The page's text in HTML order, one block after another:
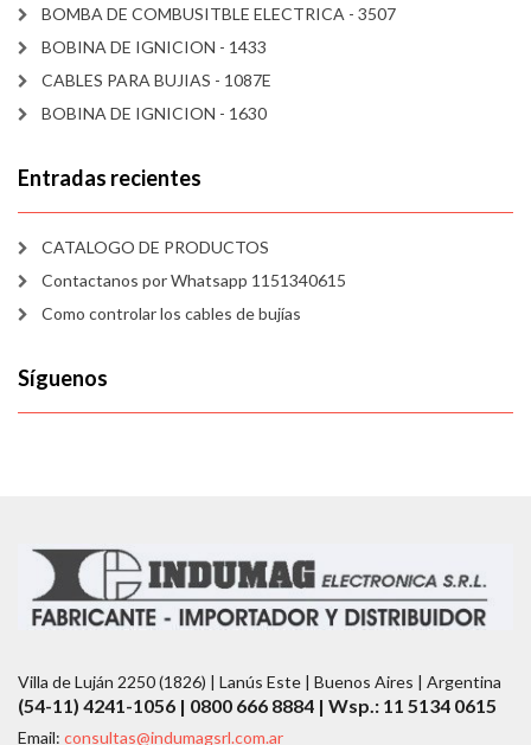
BOMBA DE COMBUSITBLE ELECTRICA - 3507
BOBINA DE IGNICION - 1433
CABLES PARA BUJIAS - 1087E
BOBINA DE IGNICION - 1630
Entradas recientes
CATALOGO DE PRODUCTOS
Contactanos por Whatsapp 1151340615
Como controlar los cables de bujías
Síguenos
Villa de Luján 2250 (1826) | Lanús Este | Buenos Aires | Argentina
(54-11) 4241-1056 | 0800 666 8884 | Wsp.: 11 5134 0615
Email: consultas@indumagsrl.com.ar